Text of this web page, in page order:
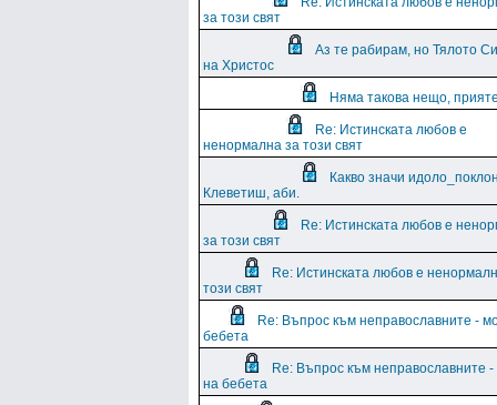
за този свят
Аз те рабирам, но Тялото
на Христос
Няма такова нещо,
Re: Истинската любов е
ненормална за този свят
Какво значи
Клеветиш, аби.
Re: Истинската любов е
за този свят
Re: Истинската любов е
този свят
Re: Въпрос към неправославните -
бебета
Re: Въпрос към неправославните
на бебета